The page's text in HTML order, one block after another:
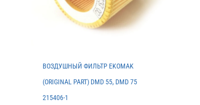
ВОЗДУШНЫЙ ФИЛЬТР EKOMAK
(ORIGINAL PART) DMD 55, DMD 75
215406-1